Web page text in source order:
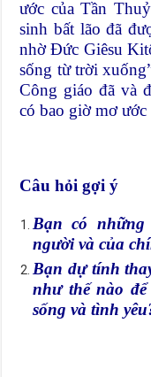
ước của Tần
sinh bất lão đã
nhờ Đức Giêsu
sống từ trời
Công giáo đã và
có bao giờ mơ
Câu hỏi gợi ý
Bạn có
người và của
Bạn dự tính
như thế nào
sống và tình